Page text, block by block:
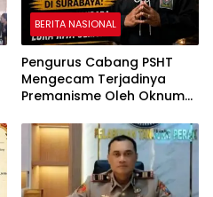
BERITA NASIONAL
Pengurus Cabang PSHT
Mengecam Terjadinya
Premanisme Oleh Oknum